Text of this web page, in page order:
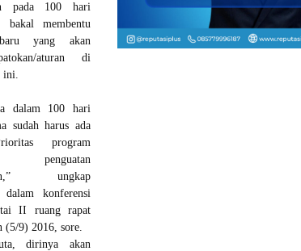
pada 100 hari
bakal membentu
yang akan
aturan di
ini.
dalam 100 hari
sudah harus ada
program
penguatan
ungkap
dalam konferensi
II ruang rapat
(5/9) 2016, sore.
dirinya akan